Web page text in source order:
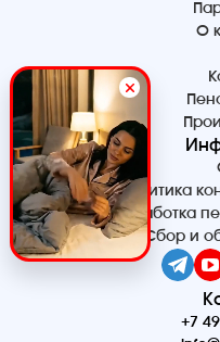
О
Политика
Обработка
Сбор и
+7